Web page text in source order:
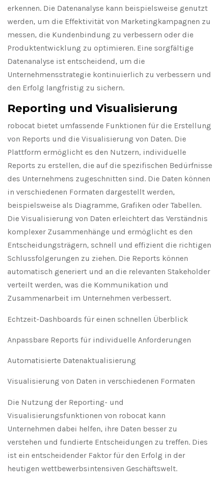
erkennen. Die Datenanalyse kann beispielsweise genutzt
werden, um die Effektivität von Marketingkampagnen zu
messen, die Kundenbindung zu verbessern oder die
Produktentwicklung zu optimieren. Eine sorgfältige
Datenanalyse ist entscheidend, um die
Unternehmensstrategie kontinuierlich zu verbessern und
den Erfolg langfristig zu sichern.
Reporting und Visualisierung
robocat bietet umfassende Funktionen für die Erstellung
von Reports und die Visualisierung von Daten. Die
Plattform ermöglicht es den Nutzern, individuelle
Reports zu erstellen, die auf die spezifischen Bedürfnisse
des Unternehmens zugeschnitten sind. Die Daten können
in verschiedenen Formaten dargestellt werden,
beispielsweise als Diagramme, Grafiken oder Tabellen.
Die Visualisierung von Daten erleichtert das Verständnis
komplexer Zusammenhänge und ermöglicht es den
Entscheidungsträgern, schnell und effizient die richtigen
Schlussfolgerungen zu ziehen. Die Reports können
automatisch generiert und an die relevanten Stakeholder
verteilt werden, was die Kommunikation und
Zusammenarbeit im Unternehmen verbessert.
Echtzeit-Dashboards für einen schnellen Überblick
Anpassbare Reports für individuelle Anforderungen
Automatisierte Datenaktualisierung
Visualisierung von Daten in verschiedenen Formaten
Die Nutzung der Reporting- und
Visualisierungsfunktionen von robocat kann
Unternehmen dabei helfen, ihre Daten besser zu
verstehen und fundierte Entscheidungen zu treffen. Dies
ist ein entscheidender Faktor für den Erfolg in der
heutigen wettbewerbsintensiven Geschäftswelt.